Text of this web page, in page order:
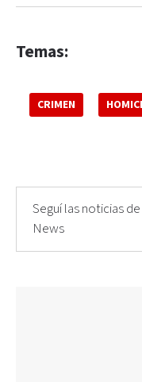
Temas:
CRIMEN
Seguí las noticias
News